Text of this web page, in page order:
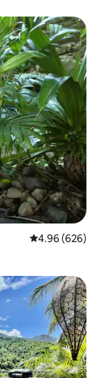
Calificación
4.96 (626)